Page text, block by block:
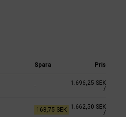
Spara Pris
-
1.696,25 SEK
/
168,75 SEK
1.662,50 SEK
/